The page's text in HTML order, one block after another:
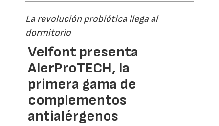
La revolución probiótica llega al
dormitorio
Velfont presenta
AlerProTECH, la
primera gama de
complementos
antialérgenos